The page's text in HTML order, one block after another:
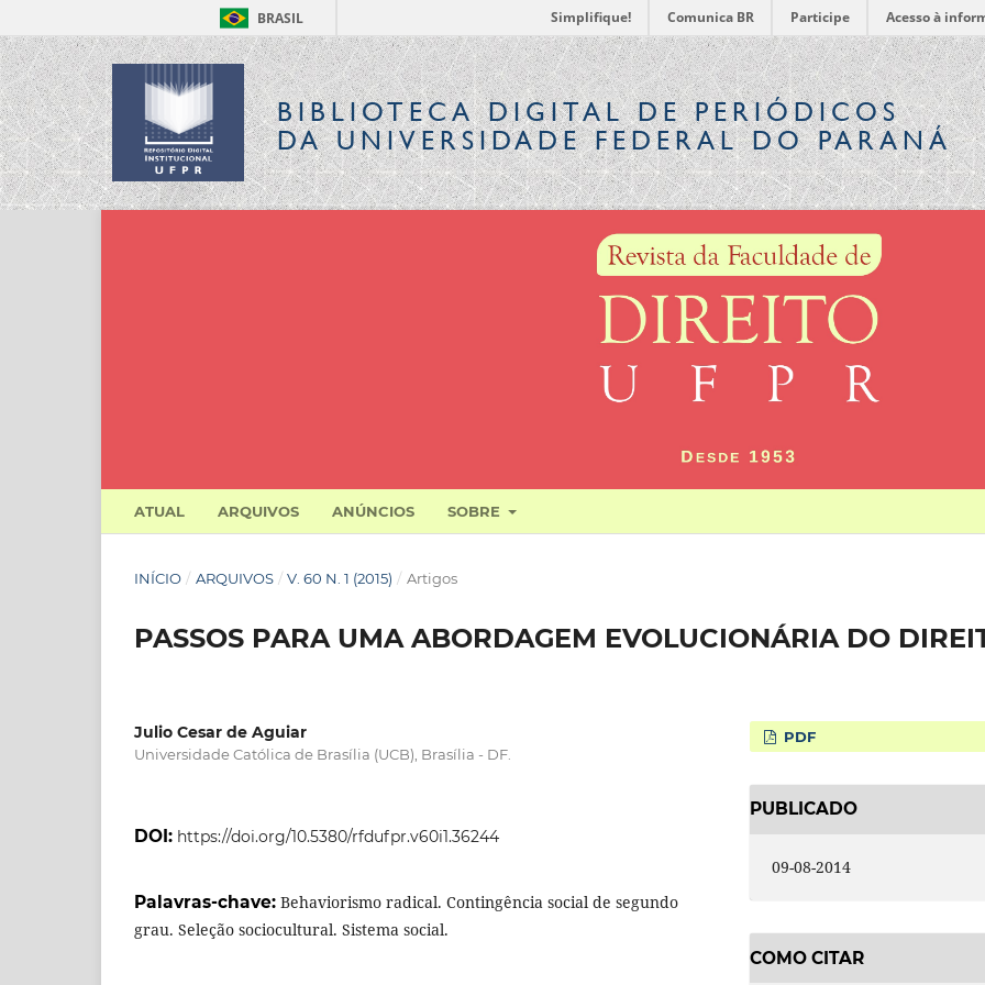
BRASIL Simplifique! Comunica BR Participe Acesso à
BIBLIOTECA DIGITALDE PERIÓDICOS
DA UNIVERSIDADE FEDERAL DO PARANÁ
ATUAL ARQUIVOS ANÚNCIOS SOBRE
INÍCIO / ARQUIVOS / V. 60 N. 1 (2015) / Artigos
PASSOS PARA UMA ABORDAGEM EVOLUCIONÁRIA DO
Julio Cesar de Aguiar
Universidade Católica de Brasília (UCB), Brasília - DF.
DOI: https://doi.org/10.5380/rfdufpr.v60i1.36244
Palavras-chave: Behaviorismo radical. Contingência social de segundo
grau. Seleção sociocultural. Sistema social.
PDF
PUBLICADO
09-08-2014
COMO CITAR